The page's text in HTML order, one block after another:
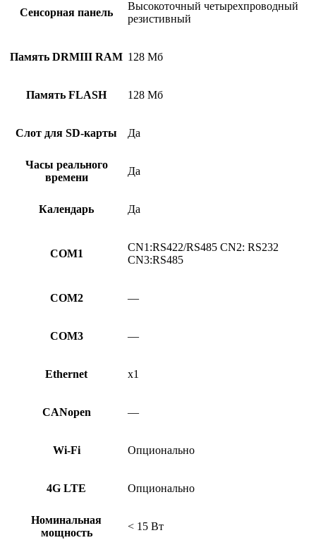
Сенсорная панель
Высокоточный четырехпроводный
резистивный
Память DRMIII RAM 128 Мб
Память FLASH 128 Мб
Слот для SD-карты Да
Часы реального
времени
Да
Календарь Да
COM1
CN1:RS422/RS485 CN2: RS232
CN3:RS485
COM2 —
COM3 —
Ethernet x1
CANopen —
Wi-Fi Опционально
4G LTE Опционально
Номинальная
мощность
< 15 Вт